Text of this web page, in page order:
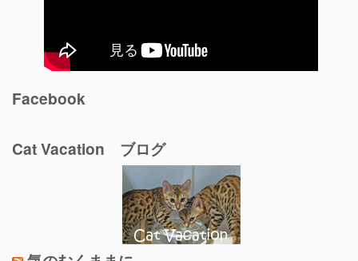
Facebook
Cat Vacation ブログ